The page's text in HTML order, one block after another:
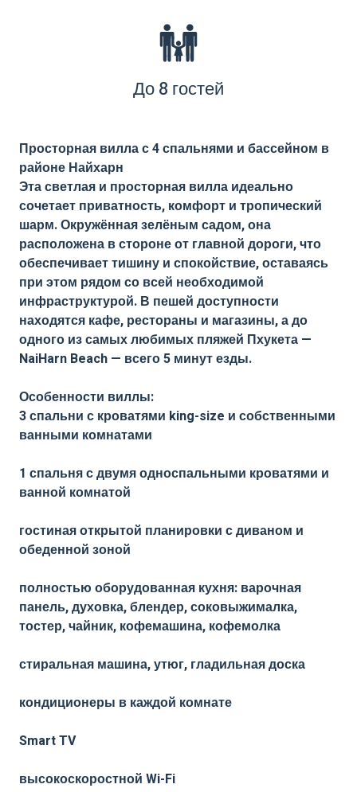
До 8 гостей
Просторная вилла с 4 спальнями и бассейном в
районе Найхарн
Эта светлая и просторная вилла идеально
сочетает приватность, комфорт и тропический
шарм. Окружённая зелёным садом, она
расположена в стороне от главной дороги, что
обеспечивает тишину и спокойствие, оставаясь
при этом рядом со всей необходимой
инфраструктурой. В пешей доступности
находятся кафе, рестораны и магазины, а до
одного из самых любимых пляжей Пхукета —
NaiHarn Beach — всего 5 минут езды.
Особенности виллы:
3 спальни с кроватями king-size и собственными
ванными комнатами
1 спальня с двумя односпальными кроватями и
ванной комнатой
гостиная открытой планировки с диваном и
обеденной зоной
полностью оборудованная кухня: варочная
панель, духовка, блендер, соковыжималка,
тостер, чайник, кофемашина, кофемолка
стиральная машина, утюг, гладильная доска
кондиционеры в каждой комнате
Smart TV
высокоскоростной Wi-Fi